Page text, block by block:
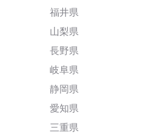
福井県
山梨県
長野県
岐阜県
静岡県
愛知県
三重県